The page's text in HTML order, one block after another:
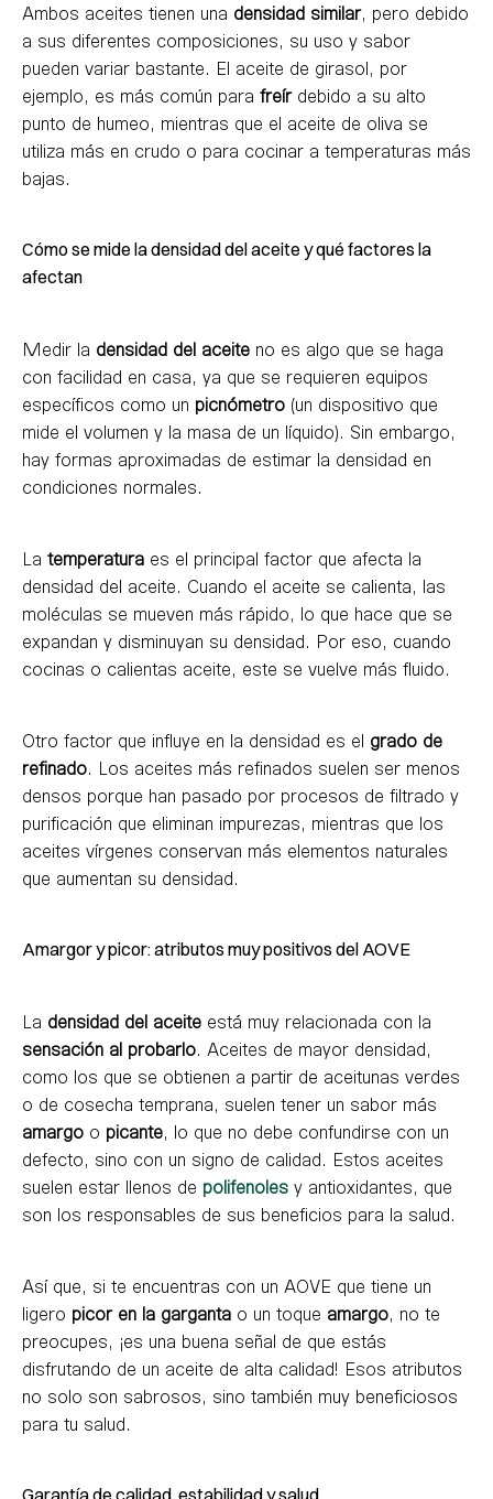
Ambos aceites tienen una densidad similar, pero debido
a sus diferentes composiciones, su uso y sabor
pueden variar bastante. El aceite de girasol, por
ejemplo, es más común para freírdebido a su alto
punto de humeo, mientras que el aceite de oliva se
utiliza más en crudo o para cocinar a temperaturas más
bajas.
Cómo se mide la densidad del aceite y qué factores la
afectan
Medir la densidad del aceite no es algo que se haga
con facilidad en casa, ya que se requieren equipos
específicos como un picnómetro (un dispositivo que
mide el volumen y la masa de un líquido). Sin embargo,
hay formas aproximadas de estimar la densidad en
condiciones normales.
La temperatura es el principal factor que afecta la
densidad del aceite. Cuando el aceite se calienta, las
moléculas se mueven más rápido, lo que hace que se
expandan y disminuyan su densidad. Por eso, cuando
cocinas o calientas aceite, este se vuelve más fluido.
Otro factor que influye en la densidad es el grado de
refinado. Los aceites más refinados suelen ser menos
densos porque han pasado por procesos de filtrado y
purificación que eliminan impurezas, mientras que los
aceites vírgenes conservan más elementos naturales
que aumentan su densidad.
Amargor y picor: atributos muy positivos del AOVE
La densidad del aceite está muy relacionada con la
sensación al probarlo. Aceites de mayor densidad,
como los que se obtienen a partir de aceitunas verdes
o de cosecha temprana, suelen tener un sabor más
amargo o picante, lo que no debe confundirse con un
defecto, sino con un signo de calidad. Estos aceites
suelen estar llenos de polifenoles y antioxidantes, que
son los responsables de sus beneficios para la salud.
Así que, si te encuentras con un AOVE que tiene un
ligero picor en la garganta o un toque amargo, no te
preocupes, ¡es una buena señal de que estás
disfrutando de un aceite de alta calidad! Esos atributos
no solo son sabrosos, sino también muy beneficiosos
para tu salud.
Garantía de calidad, estabilidad y salud